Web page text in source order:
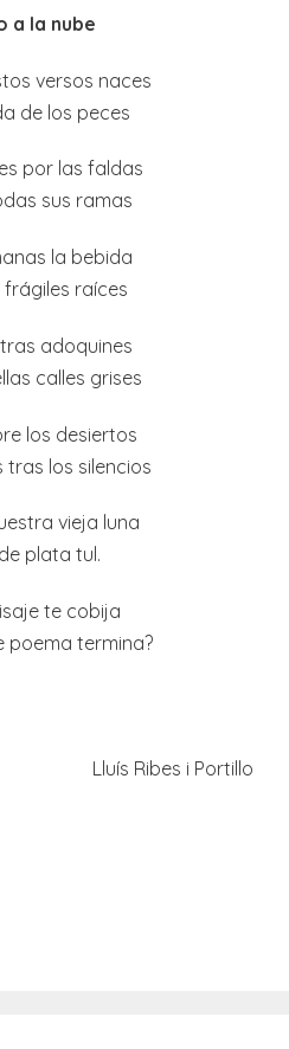
a la nube
versos naces
de los peces
por las faldas
sus ramas
la bebida
frágiles raíces
adoquines
calles grises
los desiertos
tras los silencios
vieja luna
plata tul.
te cobija
poema termina?
Lluís Ribes i Portillo